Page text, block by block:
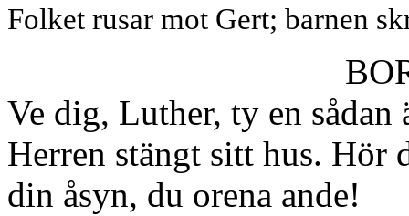
Folket rusar mot Gert; barnen
Ve dig, Luther, ty en
Herren stängt sitt hus. Hör
din åsyn, du orena ande!